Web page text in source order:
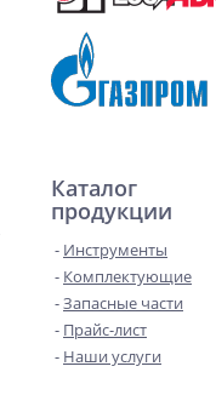
Каталог
продукции
Инструменты
Комплектующие
Запасные части
Прайс-лист
Наши услуги